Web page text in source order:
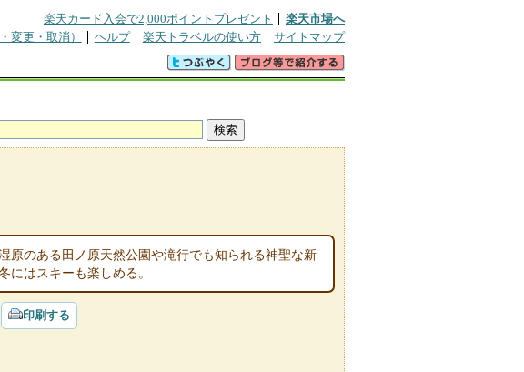
楽天カード入会で2,000ポイントプレゼント
楽天市場へ
変更・取消） ヘルプ 楽天トラベルの使い方 サイトマップ
原のある田ノ原天然公園や滝行でも知られる神聖な新
にはスキーも楽しめる。
印刷する